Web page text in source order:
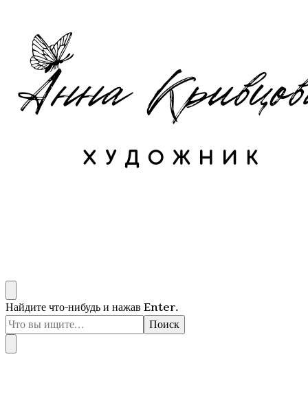
Художник Анна Кривцова
Оригинальные картины маслом
Ищите
что-
то?
Найдите что-нибудь и нажав Enter.